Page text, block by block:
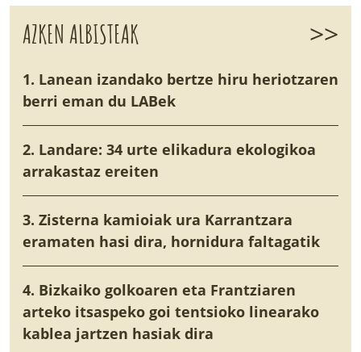
AZKEN ALBISTEAK >>
1. Lanean izandako bertze hiru heriotzaren
berri eman du LABek
2. Landare: 34 urte elikadura ekologikoa
arrakastaz ereiten
3. Zisterna kamioiak ura Karrantzara
eramaten hasi dira, hornidura faltagatik
4. Bizkaiko golkoaren eta Frantziaren
arteko itsaspeko goi tentsioko linearako
kablea jartzen hasiak dira